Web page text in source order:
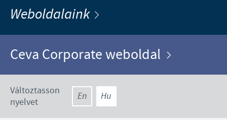
Weboldalaink
Ceva Corporate weboldal
Változtasson
nyelvet
En Hu